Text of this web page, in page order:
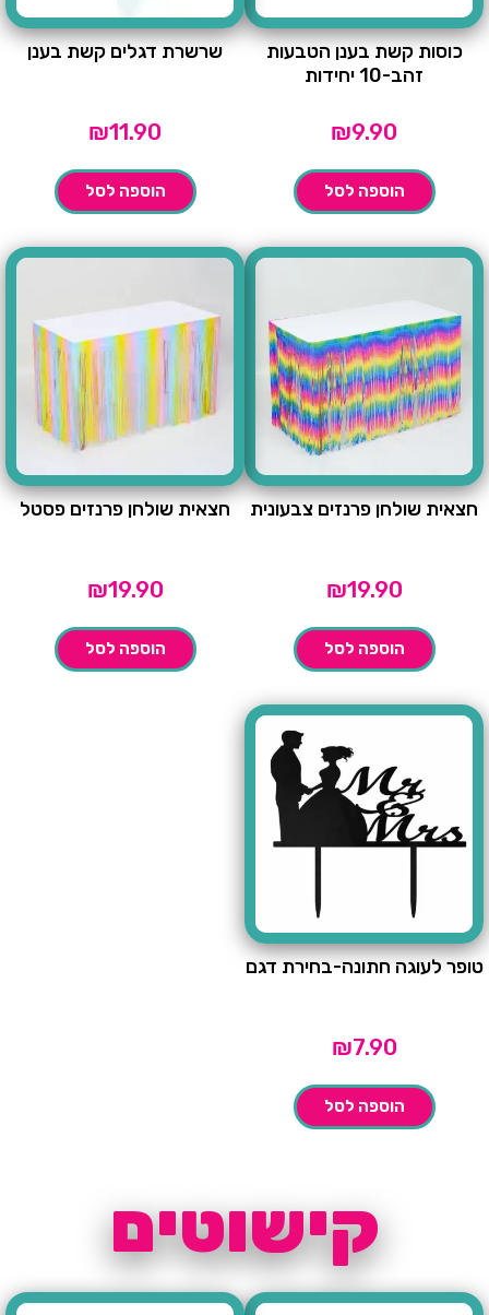
כוסות קשת בענן הטבעות
זהב-10 יחידות
₪9.90
הוספה לסל
שרשרת דגלים קשת בענן
₪11.90
הוספה לסל
חצאית שולחן פרנזים צבעונית
₪19.90
הוספה לסל
חצאית שולחן פרנזים פסטל
₪19.90
הוספה לסל
טופר לעוגה חתונה-בחירת דגם
₪7.90
הוספה לסל
קישוטים